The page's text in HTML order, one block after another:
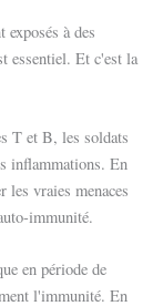
à des
essentiel. Et c'est la
T et B, les soldats
inflammations. En
les vraies menaces
immunité.
en période de
l'immunité. En